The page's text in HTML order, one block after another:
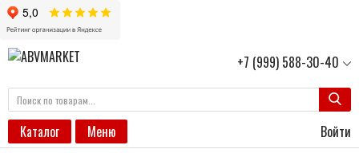
+7 (999) 588-30-40
Каталог Меню Войти